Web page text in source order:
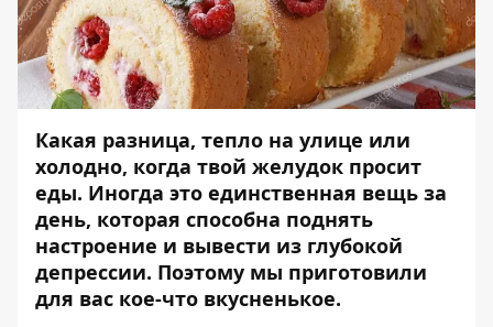
Какая разница, тепло на улице или
холодно, когда твой желудок просит
еды. Иногда это единственная вещь за
день, которая способна поднять
настроение и вывести из глубокой
депрессии. Поэтому мы приготовили
для вас кое-что вкусненькое.